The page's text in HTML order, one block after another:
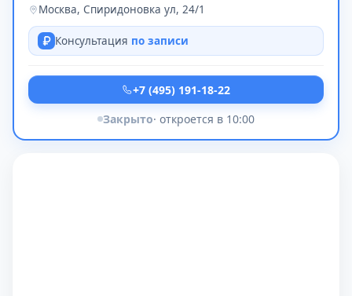
Москва, Спиридоновка ул, 24/1
Консультация по записи
+7 (495) 191-18-22
Закрыто· откроется в 10:00